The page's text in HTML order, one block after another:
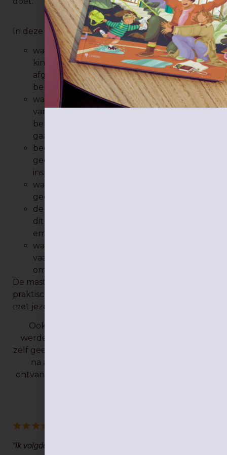
In deze masterclass leer je onder andere:
wat er nodig is voor een goede band met je
kind (spoiler alert: dat is niet 100%
afgestemd zijn op je kind en instant aan elke
behoefte tegemoet komen)
wat de psychologische basisbehoeften zijn
van kinderen (en van jezelf) en waarom het
belangrijk is om daar bewust mee om te
gaan
begrijpen wat er schuilgaat achter het
gedrag van je kind, en hoe je daarop kan
inspelen
waarom het zo belangrijk is om voorbij het
gedrag te kijken
de emotiecoachende basishouding en hoe
dit je kan helpen om anders met gedrag en
emoties om te gaan
wat jij als ouder kan doen om je kind
vaardigheden aan te leren om met emoties
om te gaan
De masterclass biedt waardevolle inzichten en
praktische tools om de relatie met je kind – en
met jezelf – te versterken.
Ook de vragen die in de Q&A beantwoord
werden, kan je in deze replay bekijken. Je kan
zelf geen vragen meer stellen. Je kan de opname
na aankoop een maand lang bekijken. Je
ontvangt meteen een download bij je bestelling
“Ik volgde jouw online vorming en wilde je graag een dik